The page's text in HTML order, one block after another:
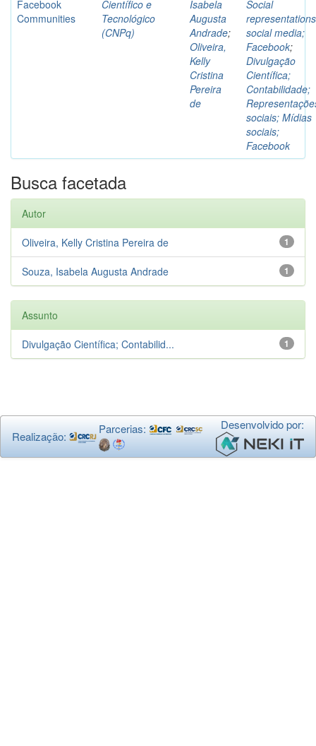
Facebook
Communities
Científico e
Tecnológico
(CNPq)
Isabela
Augusta
Andrade;
Oliveira,
Kelly
Cristina
Pereira
de
Social
social media;
Facebook;
Divulgação
Científica;
Contabilidade;
sociais; Mídias
sociais;
Facebook
Busca facetada
Autor
1
Oliveira, Kelly Cristina Pereira de
1
Souza, Isabela Augusta Andrade
Assunto
1
Divulgação Científica; Contabilid...
Realização:
Parcerias: Desenvolvido por: